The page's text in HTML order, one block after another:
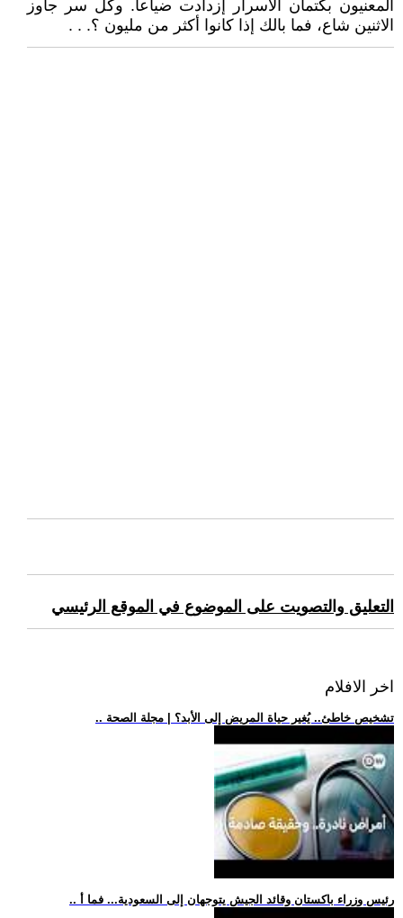
المعنيون بكتمان الأسرار إزدادت ضياعاً. وكل سر جاوز
الاثنين شاع، فما بالك إذا كانوا أكثر من مليون ؟. . .
التعليق والتصويت على الموضوع في الموقع الرئيسي
اخر الافلام
.. تشخيص خاطئ.. يُغير حياة المريض إلى الأبد؟ | مجلة الصحة
.. رئيس وزراء باكستان وقائد الجيش يتوجهان إلى السعودية... فما أ